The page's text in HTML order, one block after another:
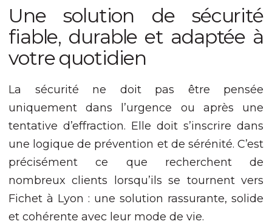
Une solution de sécurité
fiable, durable et adaptée à
votre quotidien
La sécurité ne doit pas être pensée
uniquement dans l’urgence ou après une
tentative d’effraction. Elle doit s’inscrire dans
une logique de prévention et de sérénité. C’est
précisément ce que recherchent de
nombreux clients lorsqu’ils se tournent vers
Fichet à Lyon : une solution rassurante, solide
et cohérente avec leur mode de vie.